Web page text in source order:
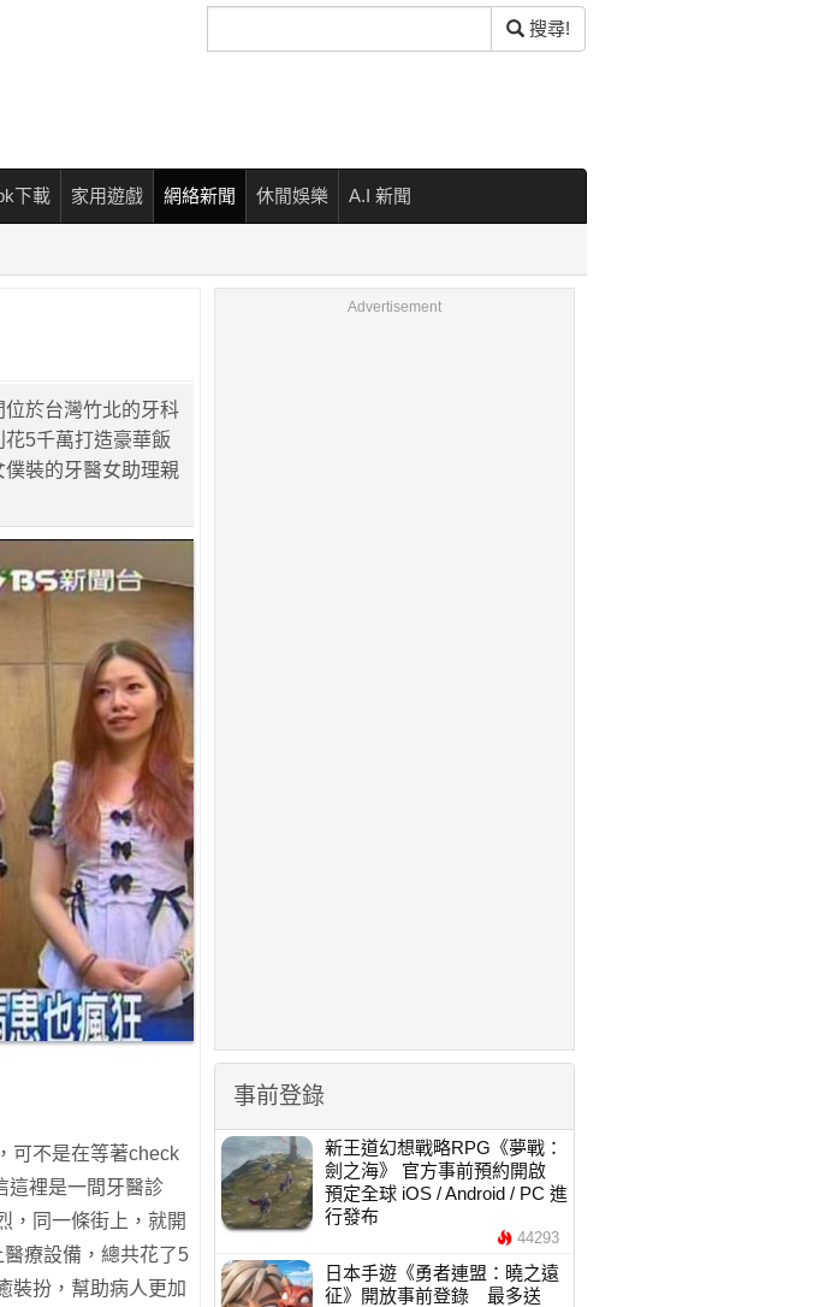
尋
搜尋!
下載 家用遊戲 網絡新聞 休閒娛樂 A.I 新聞
於台灣竹北的牙科
5千萬打造豪華飯
裝的牙醫女助理親
可不是在等著check
這裡是一間牙醫診
，同一條街上，就開
療設備，總共花了5
裝扮，幫助病人更加
Advertisement
事前登錄
新王道幻想戰略RPG《夢戰：
劍之海》 官方事前預約開啟
預定全球 iOS / Android / PC 進
行發布
44293
日本手遊《勇者連盟：曉之遠
征》開放事前登錄 最多送